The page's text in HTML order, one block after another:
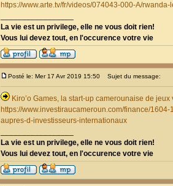
https://www.arte.tv/fr/videos/074043-000-A/
La vie est un privilege, elle ne vous doit rien!
Vous lui devez tout, en l'occurence votre vie
Posté le: Mer 17 Avr 2019 15:50 Sujet du message:
Kiro’o Games, la start-up camerounaise de
https://www.investiraucameroun.com/finance/
aupres-d-investisseurs-internationaux
La vie est un privilege, elle ne vous doit rien!
Vous lui devez tout, en l'occurence votre vie